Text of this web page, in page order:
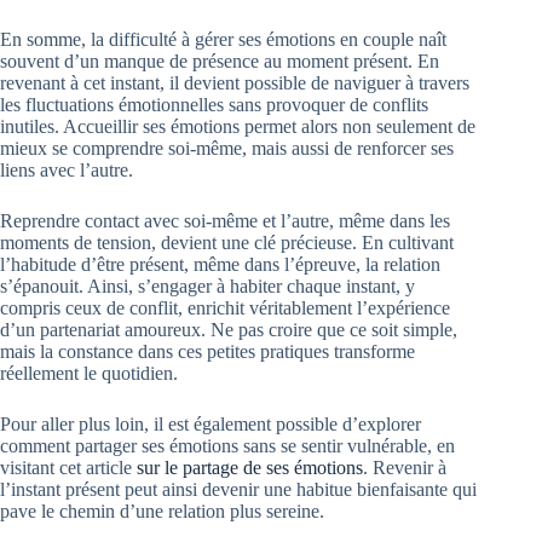
En somme, la difficulté à gérer ses émotions en couple naît
souvent d’un manque de présence au moment présent. En
revenant à cet instant, il devient possible de naviguer à travers
les fluctuations émotionnelles sans provoquer de conflits
inutiles. Accueillir ses émotions permet alors non seulement de
mieux se comprendre soi-même, mais aussi de renforcer ses
liens avec l’autre.
Reprendre contact avec soi-même et l’autre, même dans les
moments de tension, devient une clé précieuse. En cultivant
l’habitude d’être présent, même dans l’épreuve, la relation
s’épanouit. Ainsi, s’engager à habiter chaque instant, y
compris ceux de conflit, enrichit véritablement l’expérience
d’un partenariat amoureux. Ne pas croire que ce soit simple,
mais la constance dans ces petites pratiques transforme
réellement le quotidien.
Pour aller plus loin, il est également possible d’explorer
comment partager ses émotions sans se sentir vulnérable, en
visitant cet article sur le partage de ses émotions. Revenir à
l’instant présent peut ainsi devenir une habitue bienfaisante qui
pave le chemin d’une relation plus sereine.